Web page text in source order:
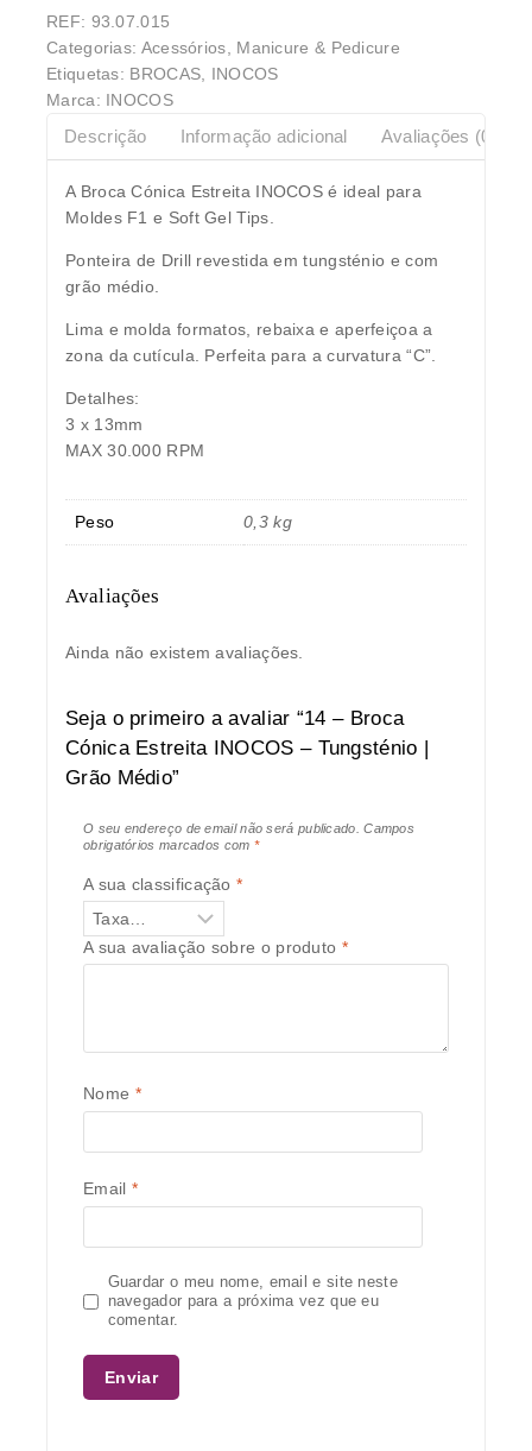
REF: 93.07.015
Categorias: Acessórios
Manicure & Pedicure
Etiquetas: BROCAS
INOCOS
Marca: INOCOS
Descrição Informação adicional Avaliações (0)
A Broca Cónica Estreita INOCOS é ideal para
Moldes F1 e Soft Gel Tips.
Ponteira de Drill revestida em tungsténio e com
grão médio.
Lima e molda formatos, rebaixa e aperfeiçoa a
zona da cutícula. Perfeita para a curvatura “C”.
Detalhes:
3 x 13mm
MAX 30.000 RPM
Peso 0,3 kg
Avaliações
Ainda não existem avaliações.
Seja o primeiro a avaliar “14 – Broca
Cónica Estreita INOCOS – Tungsténio |
Grão Médio”
O seu endereço de email não será publicado.
Campos
obrigatórios marcados com *
A sua classificação*
A sua avaliação sobre o produto *
Nome *
Email *
Guardar o meu nome, email e site neste
navegador para a próxima vez que eu
comentar.